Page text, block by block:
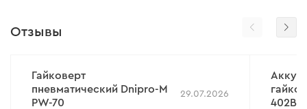
Отзывы
Гайковерт
пневматический Dnipro-M
PW-70
29.07.2026